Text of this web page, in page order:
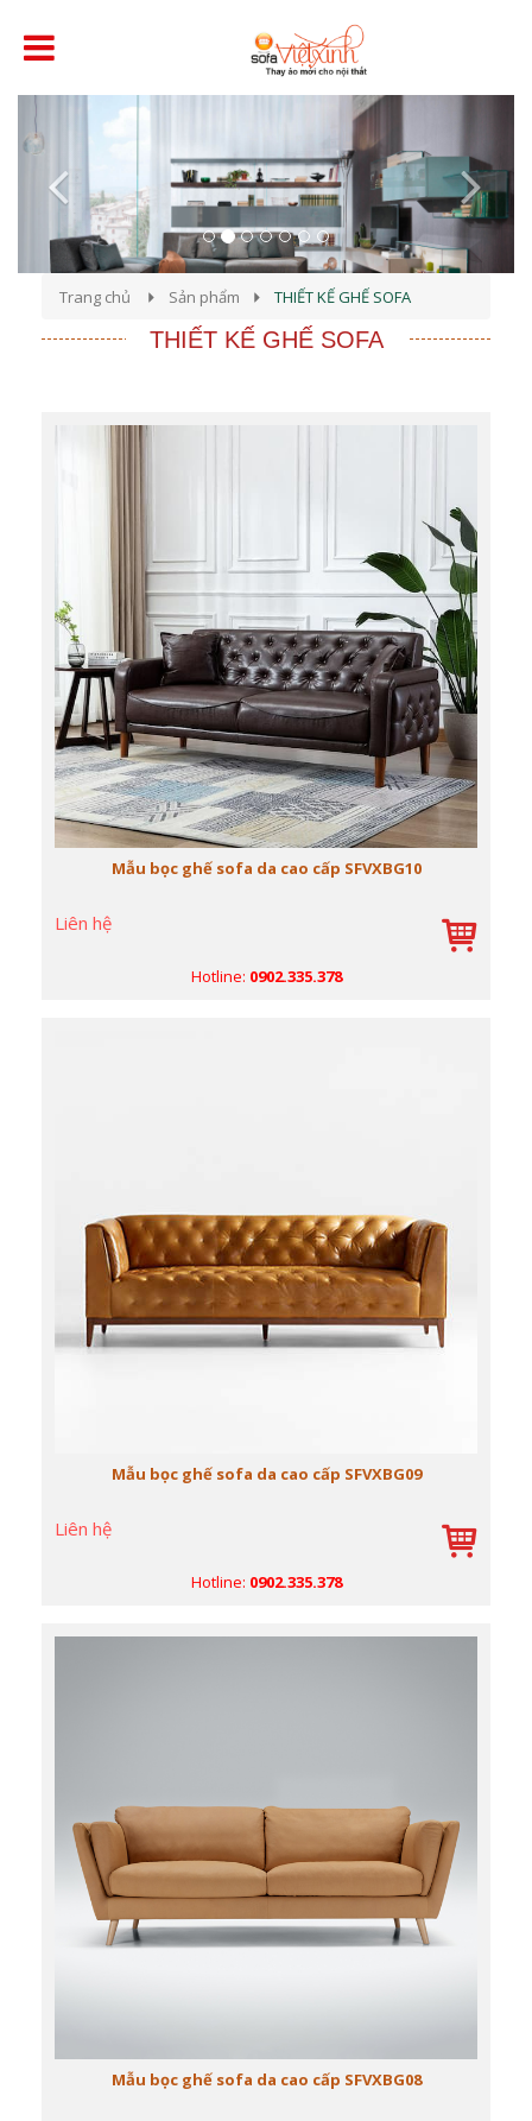
Previous
Trang chủ Sản phẩm THIẾT KẾ GHẾ SOFA
THIẾT KẾ GHẾ SOFA
Mẫu bọc ghế sofa da cao cấp SFVXBG10
Liên hệ
Hotline: 0902.335.378
Mẫu bọc ghế sofa da cao cấp SFVXBG09
Liên hệ
Hotline: 0902.335.378
Mẫu bọc ghế sofa da cao cấp SFVXBG08